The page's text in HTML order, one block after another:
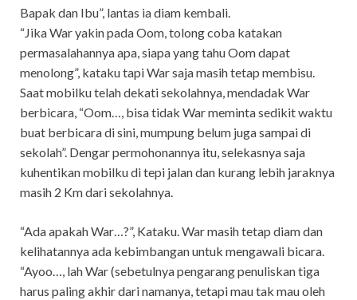
Bapak dan Ibu”, lantas ia diam kembali.
“Jika War yakin pada Oom, tolong coba katakan
permasalahannya apa, siapa yang tahu Oom dapat
menolong”, kataku tapi War saja masih tetap membisu.
Saat mobilku telah dekati sekolahnya, mendadak War
berbicara, “Oom…, bisa tidak War meminta sedikit waktu
buat berbicara di sini, mumpung belum juga sampai di
sekolah”. Dengar permohonannya itu, selekasnya saja
kuhentikan mobilku di tepi jalan dan kurang lebih jaraknya
masih 2 Km dari sekolahnya.
“Ada apakah War…?”, Kataku. War masih tetap diam dan
kelihatannya ada kebimbangan untuk mengawali bicara.
“Ayoo…, lah War (sebetulnya pengarang penuliskan tiga
harus paling akhir dari namanya, tetapi mau tak mau oleh